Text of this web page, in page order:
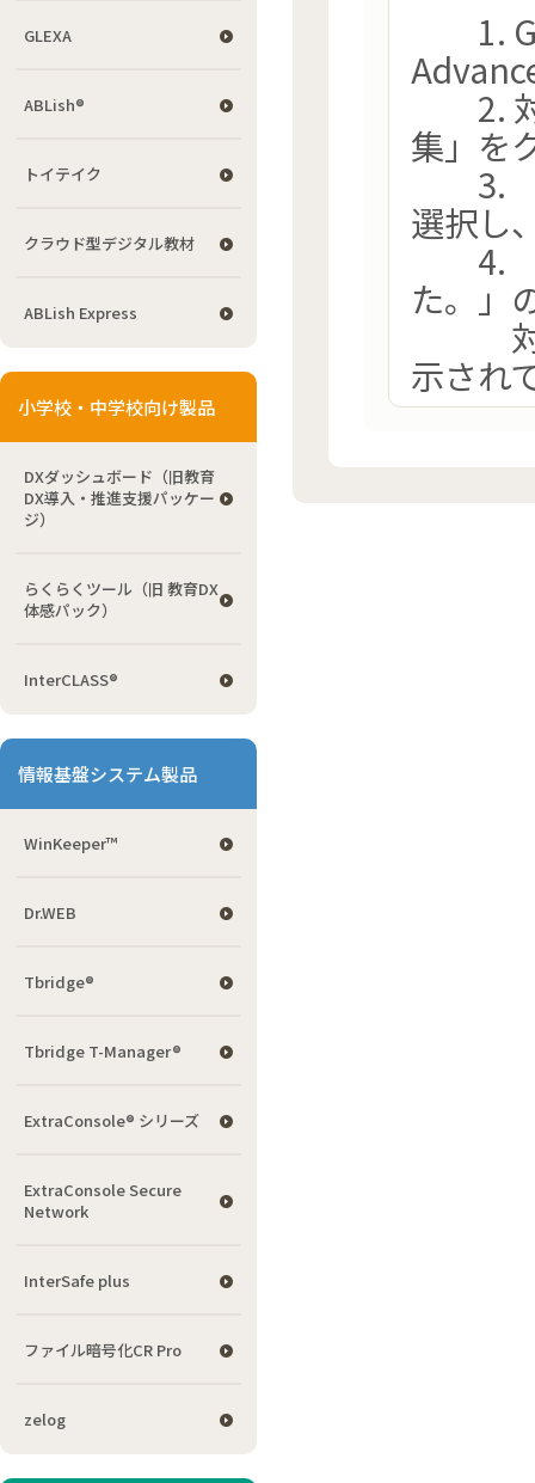
GLEXA
ABLish®
トイテイク
クラウド型デジタル教材
ABLish Express
小学校・中学校向け製品
DXダッシュボード（旧教育
DX導入・推進支援パッケー
ジ）
らくらくツール（旧 教育DX
体感パック）
InterCLASS®
情報基盤システム製品
WinKeeper™
Dr.WEB
Tbridge®
Tbridge T-Manager®
ExtraConsole® シリーズ
ExtraConsole Secure
Network
InterSafe plus
ファイル暗号化CR Pro
zelog
1.
2. 対
集」を
3. 「
選択し
4. 「
た。」
対象
示され